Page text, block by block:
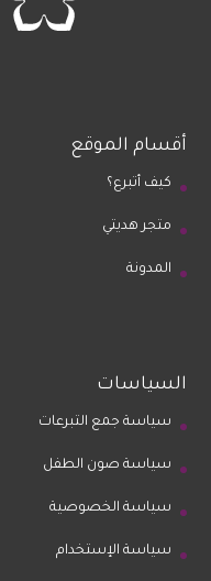
أقسام الموقع
كيف أتبرع؟
متجر هديتي
المدونة
السياسات
سياسة جمع التبرعات
سياسة صون الطفل
سياسة الخصوصية
سياسة الإستخدام